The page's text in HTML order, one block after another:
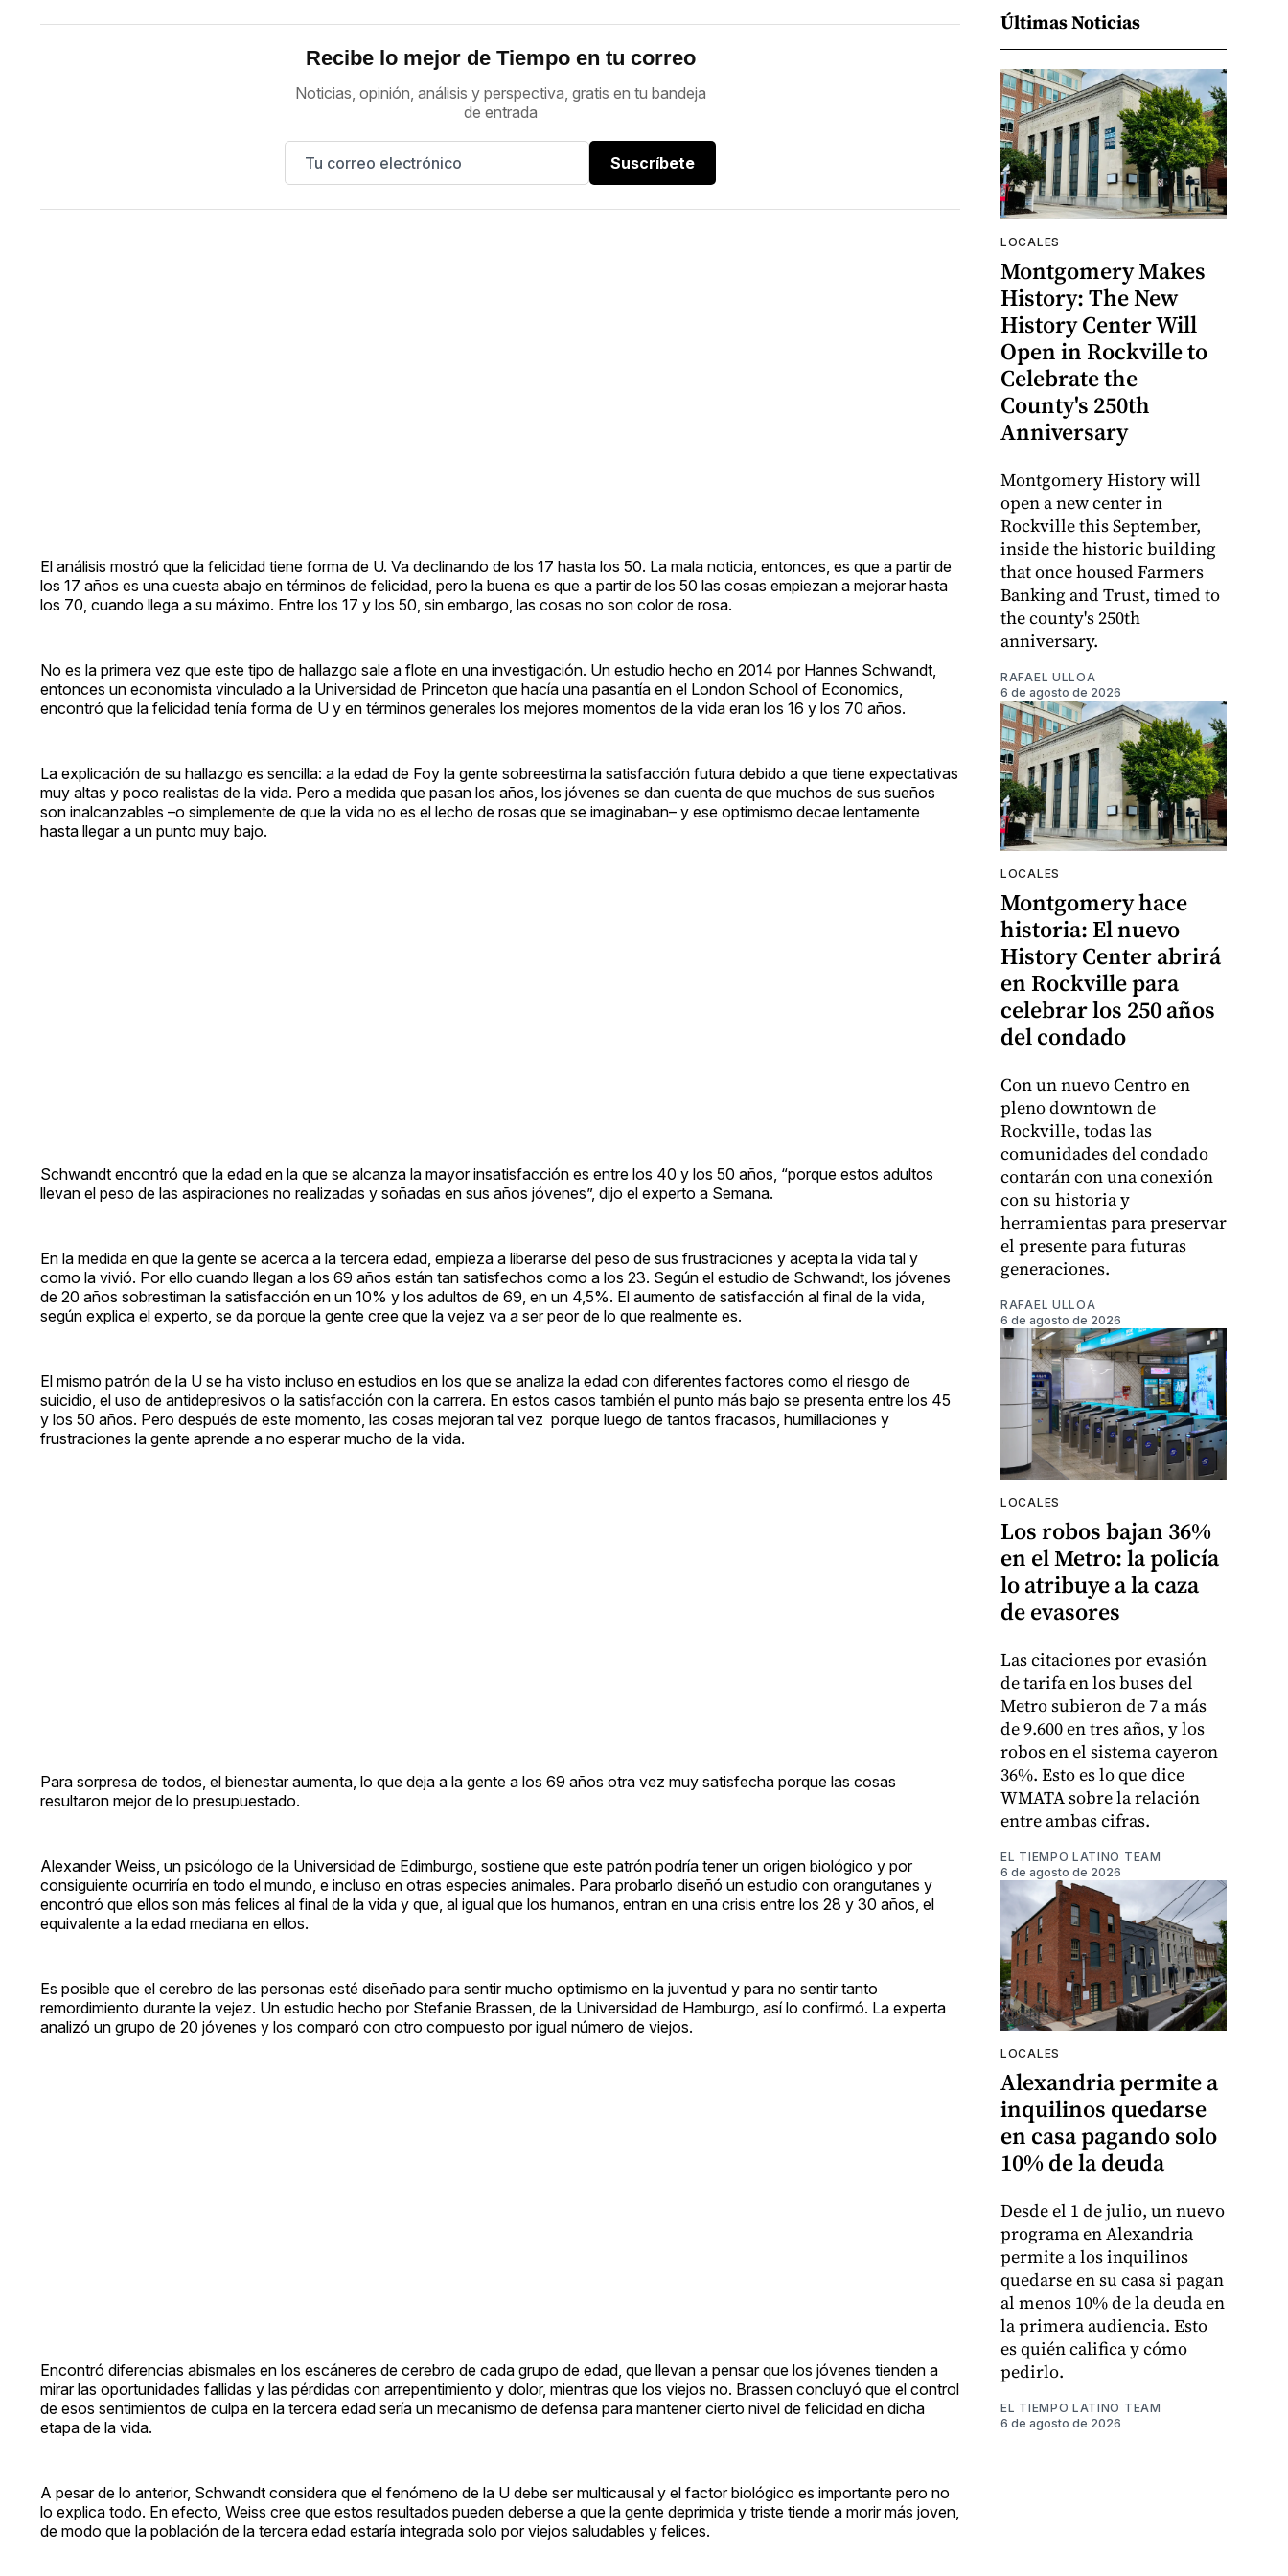
Recibe lo mejor de Tiempo en tu correo
Noticias, opinión, análisis y perspectiva, gratis en tu bandeja
de entrada
Suscríbete
El análisis mostró que la felicidad tiene forma de U. Va declinando de los 17 hasta los 50. La mala noticia, entonces, es que a partir de
los 17 años es una cuesta abajo en términos de felicidad, pero la buena es que a partir de los 50 las cosas empiezan a mejorar hasta
los 70, cuando llega a su máximo. Entre los 17 y los 50, sin embargo, las cosas no son color de rosa.
No es la primera vez que este tipo de hallazgo sale a flote en una investigación. Un estudio hecho en 2014 por Hannes Schwandt,
entonces un economista vinculado a la Universidad de Princeton que hacía una pasantía en el London School of Economics,
encontró que la felicidad tenía forma de U y en términos generales los mejores momentos de la vida eran los 16 y los 70 años.
La explicación de su hallazgo es sencilla: a la edad de Foy la gente sobreestima la satisfacción futura debido a que tiene expectativas
muy altas y poco realistas de la vida. Pero a medida que pasan los años, los jóvenes se dan cuenta de que muchos de sus sueños
son inalcanzables –o simplemente de que la vida no es el lecho de rosas que se imaginaban– y ese optimismo decae lentamente
hasta llegar a un punto muy bajo.
Schwandt encontró que la edad en la que se alcanza la mayor insatisfacción es entre los 40 y los 50 años, “porque estos adultos
llevan el peso de las aspiraciones no realizadas y soñadas en sus años jóvenes”, dijo el experto a Semana.
En la medida en que la gente se acerca a la tercera edad, empieza a liberarse del peso de sus frustraciones y acepta la vida tal y
como la vivió. Por ello cuando llegan a los 69 años están tan satisfechos como a los 23. Según el estudio de Schwandt, los jóvenes
de 20 años sobrestiman la satisfacción en un 10% y los adultos de 69, en un 4,5%. El aumento de satisfacción al final de la vida,
según explica el experto, se da porque la gente cree que la vejez va a ser peor de lo que realmente es.
El mismo patrón de la U se ha visto incluso en estudios en los que se analiza la edad con diferentes factores como el riesgo de
suicidio, el uso de antidepresivos o la satisfacción con la carrera. En estos casos también el punto más bajo se presenta entre los 45
y los 50 años. Pero después de este momento, las cosas mejoran tal vez porque luego de tantos fracasos, humillaciones y
frustraciones la gente aprende a no esperar mucho de la vida.
Para sorpresa de todos, el bienestar aumenta, lo que deja a la gente a los 69 años otra vez muy satisfecha porque las cosas
resultaron mejor de lo presupuestado.
Alexander Weiss, un psicólogo de la Universidad de Edimburgo, sostiene que este patrón podría tener un origen biológico y por
consiguiente ocurriría en todo el mundo, e incluso en otras especies animales. Para probarlo diseñó un estudio con orangutanes y
encontró que ellos son más felices al final de la vida y que, al igual que los humanos, entran en una crisis entre los 28 y 30 años, el
equivalente a la edad mediana en ellos.
Es posible que el cerebro de las personas esté diseñado para sentir mucho optimismo en la juventud y para no sentir tanto
remordimiento durante la vejez. Un estudio hecho por Stefanie Brassen, de la Universidad de Hamburgo, así lo confirmó. La experta
analizó un grupo de 20 jóvenes y los comparó con otro compuesto por igual número de viejos.
Encontró diferencias abismales en los escáneres de cerebro de cada grupo de edad, que llevan a pensar que los jóvenes tienden a
mirar las oportunidades fallidas y las pérdidas con arrepentimiento y dolor, mientras que los viejos no. Brassen concluyó que el control
de esos sentimientos de culpa en la tercera edad sería un mecanismo de defensa para mantener cierto nivel de felicidad en dicha
etapa de la vida.
A pesar de lo anterior, Schwandt considera que el fenómeno de la U debe ser multicausal y el factor biológico es importante pero no
lo explica todo. En efecto, Weiss cree que estos resultados pueden deberse a que la gente deprimida y triste tiende a morir más joven,
de modo que la población de la tercera edad estaría integrada solo por viejos saludables y felices.
Últimas Noticias
LOCALES
Montgomery Makes
History: The New
History Center Will
Open in Rockville to
Celebrate the
County's 250th
Anniversary
Montgomery History will
open a new center in
Rockville this September,
inside the historic building
that once housed Farmers
Banking and Trust, timed to
the county's 250th
anniversary.
RAFAEL ULLOA
6 de agosto de 2026
LOCALES
Montgomery hace
historia: El nuevo
History Center abrirá
en Rockville para
celebrar los 250 años
del condado
Con un nuevo Centro en
pleno downtown de
Rockville, todas las
comunidades del condado
contarán con una conexión
con su historia y
herramientas para preservar
el presente para futuras
generaciones.
RAFAEL ULLOA
6 de agosto de 2026
LOCALES
Los robos bajan 36%
en el Metro: la policía
lo atribuye a la caza
de evasores
Las citaciones por evasión
de tarifa en los buses del
Metro subieron de 7 a más
de 9.600 en tres años, y los
robos en el sistema cayeron
36%. Esto es lo que dice
WMATA sobre la relación
entre ambas cifras.
EL TIEMPO LATINO TEAM
6 de agosto de 2026
LOCALES
Alexandria permite a
inquilinos quedarse
en casa pagando solo
10% de la deuda
Desde el 1 de julio, un nuevo
programa en Alexandria
permite a los inquilinos
quedarse en su casa si pagan
al menos 10% de la deuda en
la primera audiencia. Esto
es quién califica y cómo
pedirlo.
EL TIEMPO LATINO TEAM
6 de agosto de 2026